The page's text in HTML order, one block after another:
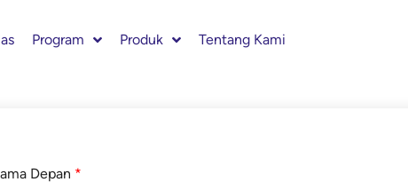
Program Produk Tentang Kami
Depan *